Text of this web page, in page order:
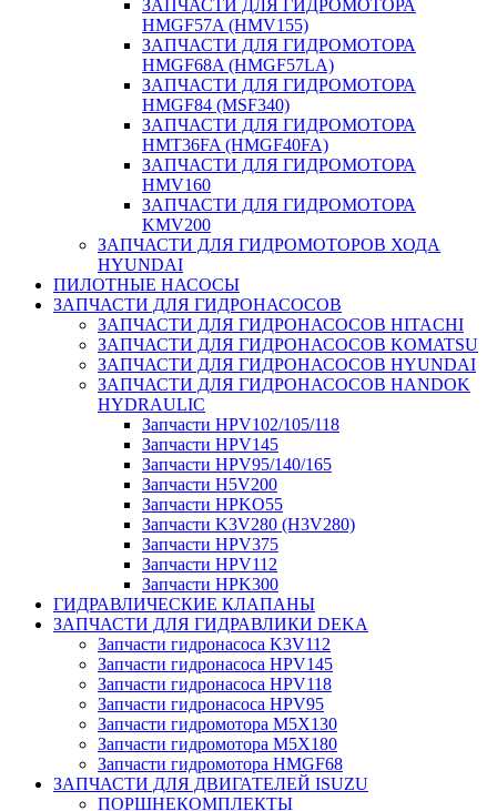
ЗАПЧАСТИ ДЛЯ ГИДРОМОТОРА
HMGF57A (HMV155)
ЗАПЧАСТИ ДЛЯ ГИДРОМОТОРА
HMGF68A (HMGF57LA)
ЗАПЧАСТИ ДЛЯ ГИДРОМОТОРА
HMGF84 (MSF340)
ЗАПЧАСТИ ДЛЯ ГИДРОМОТОРА
HMT36FA (HMGF40FA)
ЗАПЧАСТИ ДЛЯ ГИДРОМОТОРА
HMV160
ЗАПЧАСТИ ДЛЯ ГИДРОМОТОРА
KMV200
ЗАПЧАСТИ ДЛЯ ГИДРОМОТОРОВ ХОДА
HYUNDAI
ПИЛОТНЫЕ НАСОСЫ
ЗАПЧАСТИ ДЛЯ ГИДРОНАСОСОВ
ЗАПЧАСТИ ДЛЯ ГИДРОНАСОСОВ HITACHI
ЗАПЧАСТИ ДЛЯ ГИДРОНАСОСОВ KOMATSU
ЗАПЧАСТИ ДЛЯ ГИДРОНАСОСОВ HYUNDAI
ЗАПЧАСТИ ДЛЯ ГИДРОНАСОСОВ HANDOK
HYDRAULIC
Запчасти HPV102/105/118
Запчасти HPV145
Запчасти HPV95/140/165
Запчасти H5V200
Запчасти HPKO55
Запчасти K3V280 (H3V280)
Запчасти HPV375
Запчасти HPV112
Запчасти HPK300
ГИДРАВЛИЧЕСКИЕ КЛАПАНЫ
ЗАПЧАСТИ ДЛЯ ГИДРАВЛИКИ DEKA
Запчасти гидронасоса K3V112
Запчасти гидронасоса HPV145
Запчасти гидронасоса HPV118
Запчасти гидронасоса HPV95
Запчасти гидромотора M5X130
Запчасти гидромотора M5X180
Запчасти гидромотора HMGF68
ЗАПЧАСТИ ДЛЯ ДВИГАТЕЛЕЙ ISUZU
ПОРШНЕКОМПЛЕКТЫ